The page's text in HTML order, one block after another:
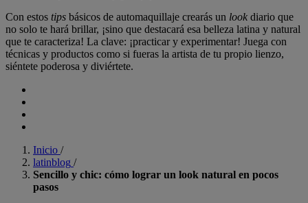
Con estos tips básicos de automaquillaje crearás un look diario que
no solo te hará brillar, ¡sino que destacará esa belleza latina y natural
que te caracteriza! La clave: ¡practicar y experimentar! Juega con
técnicas y productos como si fueras la artista de tu propio lienzo,
siéntete poderosa y diviértete.
Inicio /
latinblog /
Sencillo y chic: cómo lograr un look natural en pocos
pasos